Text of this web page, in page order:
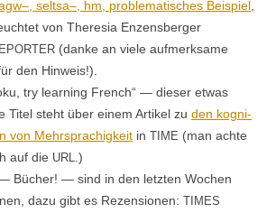
selt­sa–, hm, prob­lema­tis­ches Beispiel
von There­sia Enzens­berg­er
(danke an viele aufmerk­same
den Hinweis!).
try learn­ing French“ — dieser etwas
Titel ste­ht über einem Artikel zu den kog­ni­
von Mehrsprachigkeit in TIME (man achte
auf die URL .)
Büch­er! — sind in den let­zten Wochen
dazu gibt es Rezen­sio­nen: TIMES